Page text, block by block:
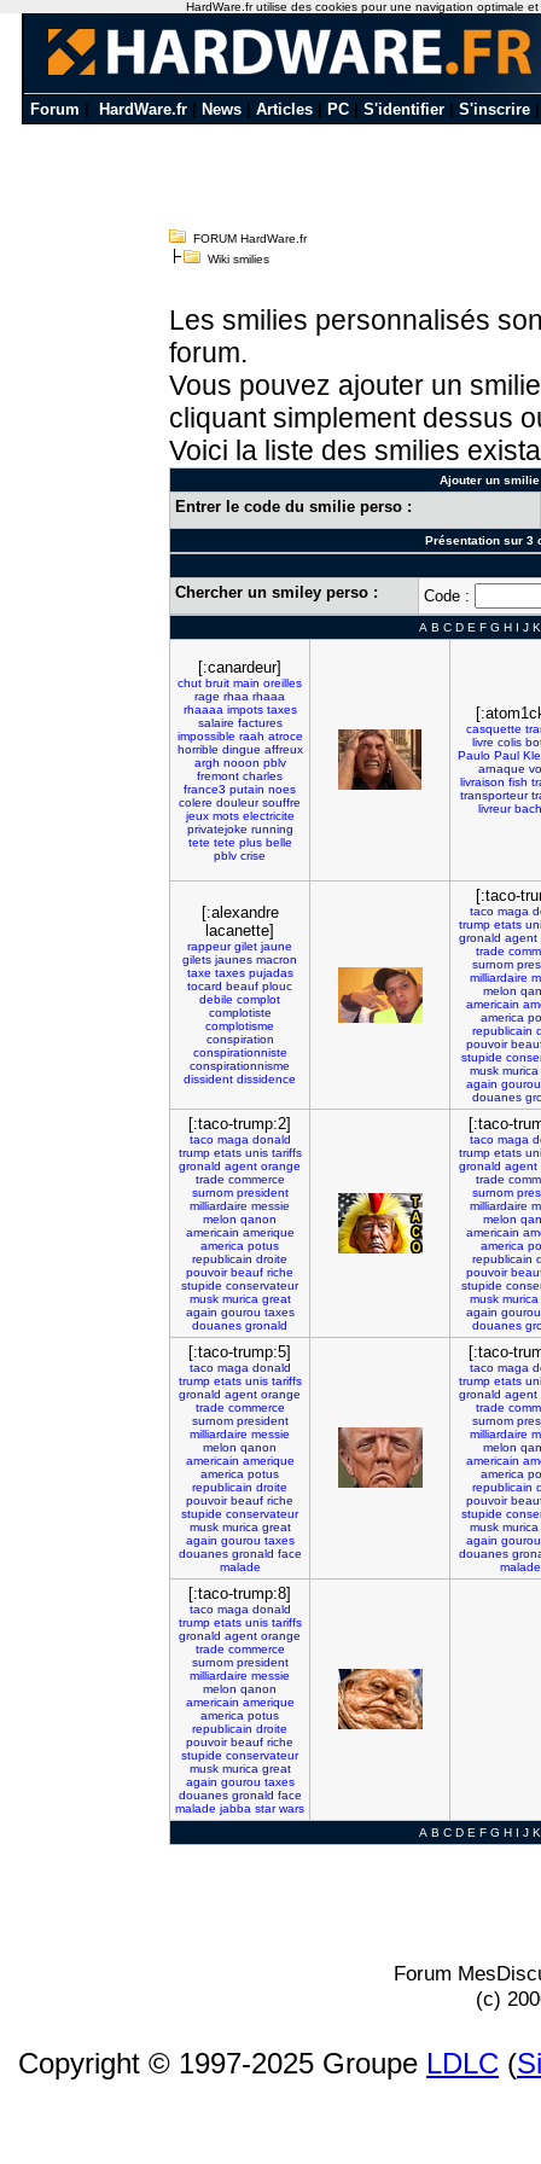
Forum HardWare.fr News Articles PC S'identifier S'inscrire
FORUM HardWare.fr
Wiki smilies
Les smilies personnalisés
forum.
Vous pouvez ajouter un
cliquant simplement dessus
Voici la liste des smilies
Ajouter un
Entrer le code du smilie perso :
Présentation sur 3
Chercher un smiley perso : Code :
A B C D E F G H I J K
[:canardeur]
chut bruit main oreilles
rage rhaa rhaaa
rhaaaa impots taxes
salaire factures
impossible raah atroce
horrible dingue affreux
argh nooon pblv
fremont charles
france3 putain noes
colere douleur souffre
jeux mots electricite
privatejoke running
tete tete plus belle
pblv crise
casquette
livre colis
Paulo Paul
arnaque
livraison fish
transporteur
livreur
[:alexandre
lacanette]
rappeur gilet jaune
gilets jaunes macron
taxe taxes pujadas
tocard beauf plouc
debile complot
complotiste
complotisme
conspiration
conspirationniste
conspirationnisme
dissident dissidence
[:taco-
taco maga
trump etats
gronald agent
trade
surnom
milliardaire
melon
americain
america
republicain
pouvoir
stupide
musk murica
again gourou
douanes
[:taco-trump:2]
taco maga donald
trump etats unis tariffs
gronald agent orange
trade commerce
surnom president
milliardaire messie
melon qanon
americain amerique
america potus
republicain droite
pouvoir beauf riche
stupide conservateur
musk murica great
again gourou taxes
douanes gronald
[:taco-
taco maga
trump etats
gronald agent
trade
surnom
milliardaire
melon
americain
america
republicain
pouvoir
stupide
musk murica
again gourou
douanes
[:taco-trump:5]
taco maga donald
trump etats unis tariffs
gronald agent orange
trade commerce
surnom president
milliardaire messie
melon qanon
americain amerique
america potus
republicain droite
pouvoir beauf riche
stupide conservateur
musk murica great
again gourou taxes
douanes gronald face
malade
[:taco-
taco maga
trump etats
gronald agent
trade
surnom
milliardaire
melon
americain
america
republicain
pouvoir
stupide
musk murica
again gourou
douanes
malade
[:taco-trump:8]
taco maga donald
trump etats unis tariffs
gronald agent orange
trade commerce
surnom president
milliardaire messie
melon qanon
americain amerique
america potus
republicain droite
pouvoir beauf riche
stupide conservateur
musk murica great
again gourou taxes
douanes gronald face
malade jabba star wars
A B C D E F G H I J K
Forum
(c)
Copyright © 1997-2025 Groupe LDLC (
HardWare.fr utilise des cookies pour une navigation optimale